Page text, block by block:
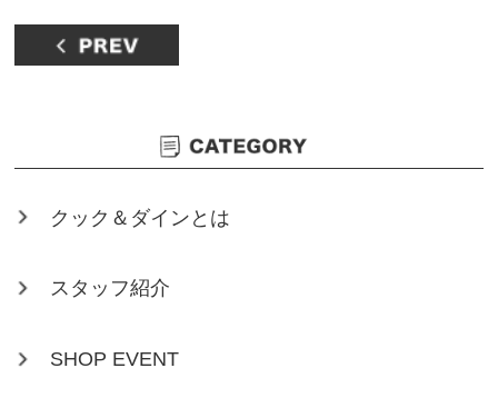
クック＆ダインとは
スタッフ紹介
SHOP EVENT